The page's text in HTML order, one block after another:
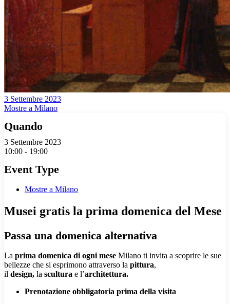
3 Settembre 2023
Mostre a Milano
Quando
3 Settembre 2023
10:00 - 19:00
Event Type
Mostre a Milano
Musei gratis la prima domenica del Mese
Passa una domenica alternativa
La prima domenica di ogni mese Milano ti invita a scoprire le sue
bellezze che si esprimono attraverso la pittura,
il design, la scultura e l’architettura.
Prenotazione obbligatoria prima della visita